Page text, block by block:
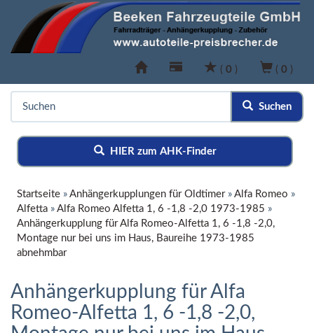
( 0 ) ( 0 )
Suchen
HIER zum AHK-Finder
Startseite » Anhängerkupplungen für Oldtimer» Alfa Romeo »
Alfetta » Alfa Romeo Alfetta 1, 6 -1,8 -2,0 1973-1985 »
Anhängerkupplung für Alfa Romeo-Alfetta 1, 6 -1,8 -2,0,
Montage nur bei uns im Haus, Baureihe 1973-1985
abnehmbar
Anhängerkupplung für Alfa
Romeo-Alfetta 1, 6 -1,8 -2,0,